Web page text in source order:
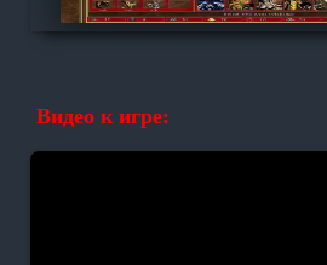
Видео к игре: